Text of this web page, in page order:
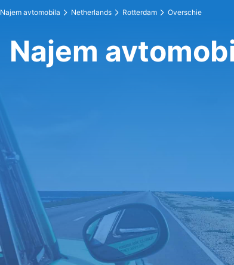
Najem avtomobila Netherlands Rotterdam Overschie
Najem